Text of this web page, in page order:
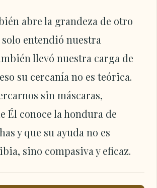
abre la grandeza de otro
entendió nuestra
llevó nuestra carga de
su cercanía no es teórica.
sin máscaras,
Él conoce la hondura de
y que su ayuda no es
sino compasiva y eficaz.